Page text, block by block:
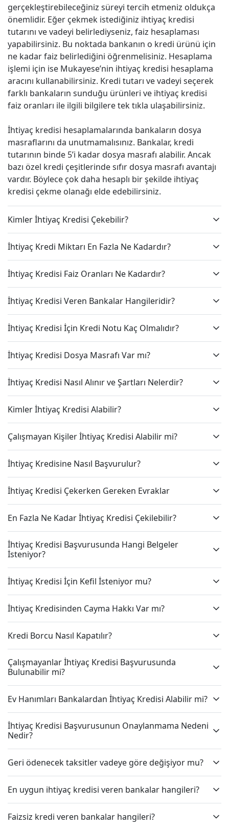
gerçekleştirebileceğiniz süreyi tercih etmeniz oldukça
önemlidir. Eğer çekmek istediğiniz ihtiyaç kredisi
tutarını ve vadeyi belirlediyseniz, faiz hesaplaması
yapabilirsiniz. Bu noktada bankanın o kredi ürünü için
ne kadar faiz belirlediğini öğrenmelisiniz. Hesaplama
işlemi için ise Mukayese’nin ihtiyaç kredisi hesaplama
aracını kullanabilirsiniz. Kredi tutarı ve vadeyi seçerek
farklı bankaların sunduğu ürünleri ve ihtiyaç kredisi
faiz oranları ile ilgili bilgilere tek tıkla ulaşabilirsiniz.
İhtiyaç kredisi hesaplamalarında bankaların dosya
masraflarını da unutmamalısınız. Bankalar, kredi
tutarının binde 5’i kadar dosya masrafı alabilir. Ancak
bazı özel kredi çeşitlerinde sıfır dosya masrafı avantajı
vardır. Böylece çok daha hesaplı bir şekilde ihtiyaç
kredisi çekme olanağı elde edebilirsiniz.
Kimler İhtiyaç Kredisi Çekebilir?
İhtiyaç Kredi Miktarı En Fazla Ne Kadardır?
İhtiyaç Kredisi Faiz Oranları Ne Kadardır?
İhtiyaç Kredisi Veren Bankalar Hangileridir?
İhtiyaç Kredisi İçin Kredi Notu Kaç Olmalıdır?
İhtiyaç Kredisi Dosya Masrafı Var mı?
İhtiyaç Kredisi Nasıl Alınır ve Şartları Nelerdir?
Kimler İhtiyaç Kredisi Alabilir?
Çalışmayan Kişiler İhtiyaç Kredisi Alabilir mi?
İhtiyaç Kredisine Nasıl Başvurulur?
İhtiyaç Kredisi Çekerken Gereken Evraklar
En Fazla Ne Kadar İhtiyaç Kredisi Çekilebilir?
İhtiyaç Kredisi Başvurusunda Hangi Belgeler
İsteniyor?
İhtiyaç Kredisi İçin Kefil İsteniyor mu?
İhtiyaç Kredisinden Cayma Hakkı Var mı?
Kredi Borcu Nasıl Kapatılır?
Çalışmayanlar İhtiyaç Kredisi Başvurusunda
Bulunabilir mi?
Ev Hanımları Bankalardan İhtiyaç Kredisi Alabilir mi?
İhtiyaç Kredisi Başvurusunun Onaylanmama Nedeni
Nedir?
Geri ödenecek taksitler vadeye göre değişiyor mu?
En uygun ihtiyaç kredisi veren bankalar hangileri?
Faizsiz kredi veren bankalar hangileri?